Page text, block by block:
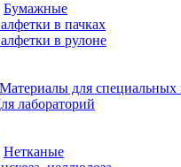
Бумажные
в пачках
в рулоне
Материалы для специальных
лабораторий
Нетканые